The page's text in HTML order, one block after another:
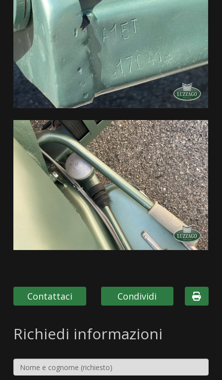
Contattaci Condividi
Richiedi informazioni